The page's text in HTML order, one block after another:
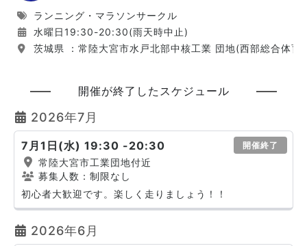
ランニング・マラソンサークル
水曜日19:30-20:30(雨天時中止)
茨城県 ：常陸大宮市水戸北部中核工業 団地(西部総合体育
開催が終了したスケジュール
2026年7月
7月1日(水) 19:30 -20:30 開催終了
常陸大宮市工業団地付近
募集人数：制限なし
初心者大歓迎です。楽しく走りましょう！！
2026年6月